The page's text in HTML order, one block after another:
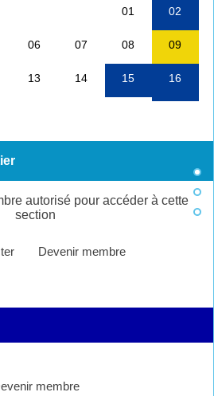
autorisé pour accéder à cette
section
Devenir membre
membre